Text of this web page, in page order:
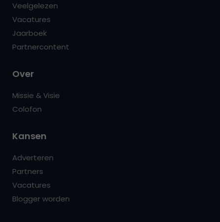
Veelgelezen
Vacatures
Jaarboek
Partnercontent
Over
Missie & Visie
Colofon
Kansen
Adverteren
Partners
Vacatures
Blogger worden